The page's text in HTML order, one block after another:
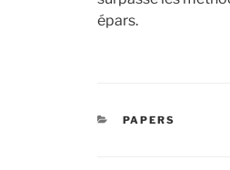
épars.
CATÉGORIES
PAPERS